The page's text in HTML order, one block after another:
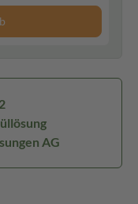
AG